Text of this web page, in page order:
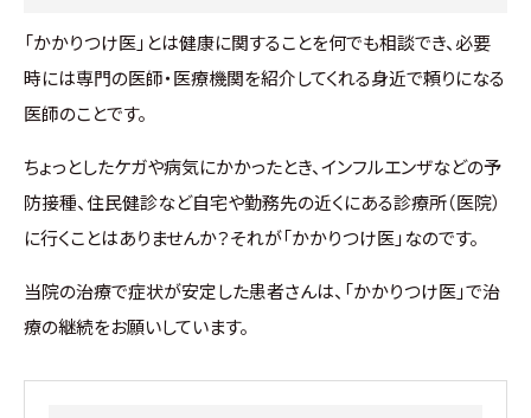
「かかりつけ医」とは健康に関することを何でも相談でき、必要
時には専門の医師・医療機関を紹介してくれる身近で頼りになる
医師のことです。
ちょっとしたケガや病気にかかったとき、インフルエンザなどの予
防接種、住民健診など自宅や勤務先の近くにある診療所（医院）
に行くことはありませんか？それが「かかりつけ医」なのです。
当院の治療で症状が安定した患者さんは、「かかりつけ医」で治
療の継続をお願いしています。